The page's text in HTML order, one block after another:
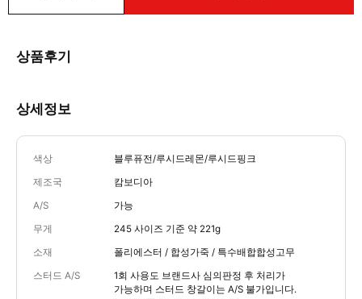
상품후기
상세정보
색상 블루퓨전/루시드레몬/루시드핑크
제조국 캄보디아
A/S 가능
무게 245 사이즈 기준 약 221g
소재 폴리에스터 / 합성가죽 / 특수배합합성고무
스터드 A/S
1회 사용도 브랜드사 심의판정 후 처리가
가능하며 스터드 창갈이는 A/S 불가입니다.